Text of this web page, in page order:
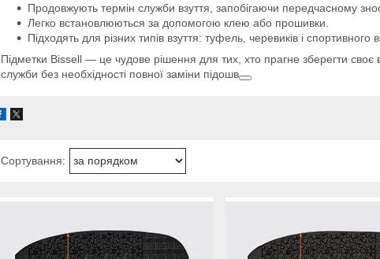
Продовжують термін служби взуття, запобігаючи передчасному
Легко встановлюються за допомогою клею або прошивки.
Підходять для різних типів взуття: туфель, черевиків і спортивного
Підметки Bissell — це чудове рішення для тих, хто прагне зберегти своє
служби без необхідності повної заміни підошв